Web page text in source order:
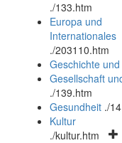
./133.htm
Europa und
Internationales
./203110.htm
Geschichte
Gesellschaft
./139.htm
Gesundheit ./
Kultur
./kultur.htm